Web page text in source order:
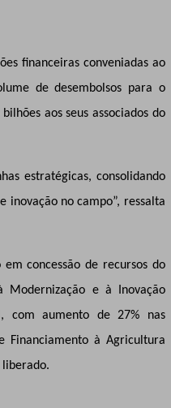
financeiras conveniadas ao
de desembolsos para o
aos seus associados do
estratégicas, consolidando
no campo”, ressalta
concessão de recursos do
Modernização e à Inovação
com aumento de 27% nas
Financiamento à Agricultura